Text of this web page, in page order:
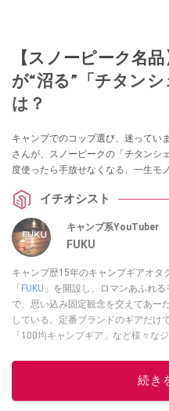
【スノーピーク名
が“沼る”「チタン
は？
キャンプでのコップ選び、迷ってい
さんが、スノーピークの「チタンシ
度使ったら手放せなくなる、一生モ
イチオシスト
キャンプ系YouTuber
FUKU
キャンプ歴15年のキャンプギアオ
「FUKU 」を開設し、ロマンあふれ
で、思い込み固定観念を交えてあー
している。定番ブランドのギアだけ
「100均キャンプギア」など様々な
こ
続き